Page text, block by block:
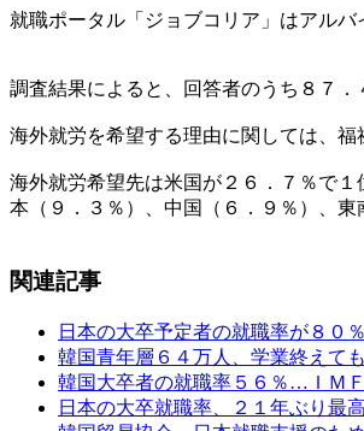
就職ポータル「ジョブコリア」はアル
調査結果によると、回答者のうち８７
海外就労を希望する理由に関しては、
海外就労希望先は米国が２６．７％で
本（９．３％）、中国（６．９％）、東
関連記事
日本の大卒予定者の就職率が８０
韓国青年層６４万人、学業終えて
韓国大卒者の就職率５６％…ＩＭ
日本の大卒就職率、２１年ぶり最